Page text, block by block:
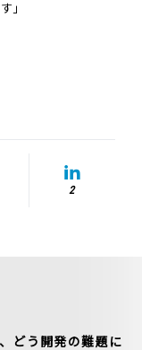
」
2
どう開発の難題に